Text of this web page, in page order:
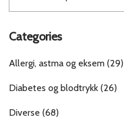
Categories
Allergi, astma og eksem (29)
Diabetes og blodtrykk (26)
Diverse (68)